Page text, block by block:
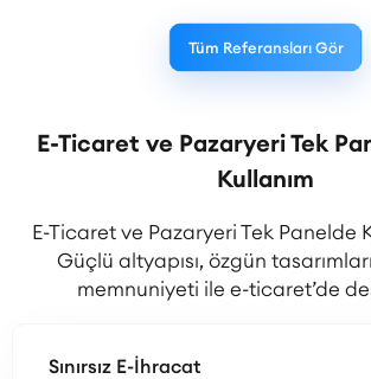
Tüm Referansları Gör
E-Ticaret ve Pazaryeri Tek
Kullanım
E-Ticaret ve Pazaryeri Tek Panelde
Güçlü altyapısı, özgün
memnuniyeti ile e-ticaret’de
Sınırsız E-İhracat